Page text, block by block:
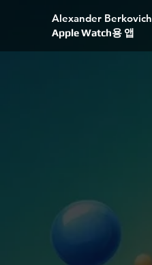
Alexander Berkovich
Apple Watch용 앱